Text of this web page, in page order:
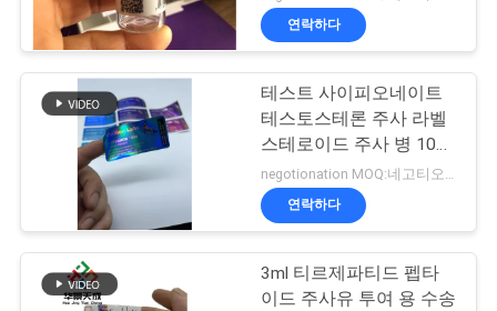
여
관
상표
주문 작은 유리병 상
표
109
연락하다
테스트 사이피오네이트
테스토스테론 주사 라벨
스테로이드 주사 병 10ml
병 라벨
negotionation MOQ:네고티오네이션
연락하다
3ml 티르제파티드 펩타
이드 주사유 투여 용 수송